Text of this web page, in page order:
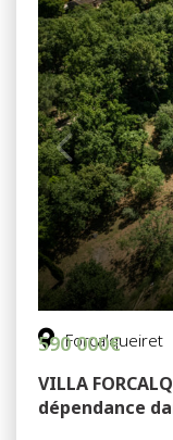
Forcalqueiret
590 000€
VILLA
dépendance